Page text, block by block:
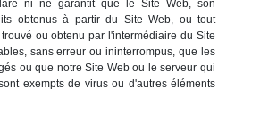
ni ne garantit que le Site Web, son
obtenus à partir du Site Web, ou tout
ou obtenu par l'intermédiaire du Site
sans erreur ou ininterrompus, que les
ou que notre Site Web ou le serveur qui
exempts de virus ou d'autres éléments